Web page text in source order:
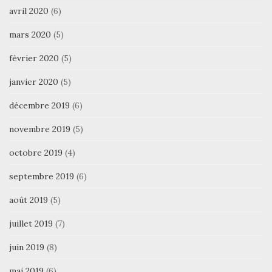
avril 2020 (6)
mars 2020 (5)
février 2020 (5)
janvier 2020 (5)
décembre 2019 (6)
novembre 2019 (5)
octobre 2019 (4)
septembre 2019 (6)
août 2019 (5)
juillet 2019 (7)
juin 2019 (8)